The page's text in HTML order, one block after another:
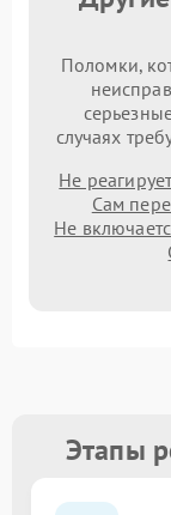
Поломки,
случаях
Не
Сам
Не
Этапы